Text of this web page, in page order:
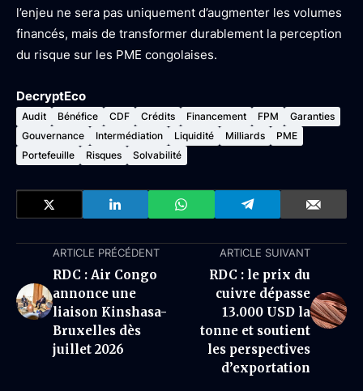
l’enjeu ne sera pas uniquement d’augmenter les volumes
financés, mais de transformer durablement la perception
du risque sur les PME congolaises.
DecryptEco
Audit Bénéfice CDF Crédits Financement FPM
Garanties
Gouvernance
Intermédiation Liquidité Milliards
PME
Portefeuille
Risques Solvabilité
ARTICLE PRÉCÉDENT
RDC : Air Congo
annonce une
liaison Kinshasa-
Bruxelles dès
juillet 2026
ARTICLE SUIVANT
RDC : le prix du
cuivre dépasse
13.000 USD la
tonne et soutient
les perspectives
d’exportation